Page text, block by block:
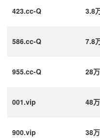
423.cc-Q 3.8
586.cc-Q 7.8
955.cc-Q 28万
001.vip 48万
900.vip 38万